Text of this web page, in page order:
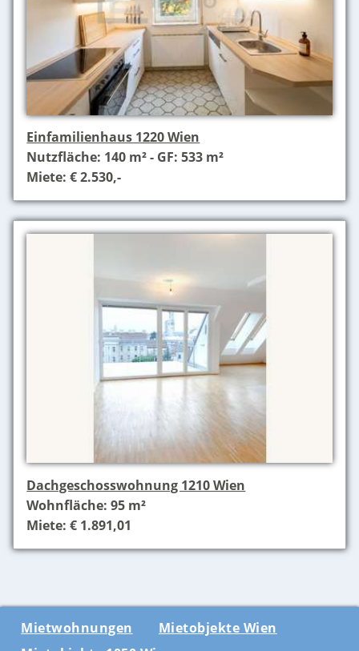
Einfamilienhaus 1220 Wien
Nutzfläche: 140 m² - GF: 533 m²
Miete: € 2.530,-
Dachgeschosswohnung 1210 Wien
Wohnfläche: 95 m²
Miete: € 1.891,01
Mietwohnungen
Mietobjekte Wien